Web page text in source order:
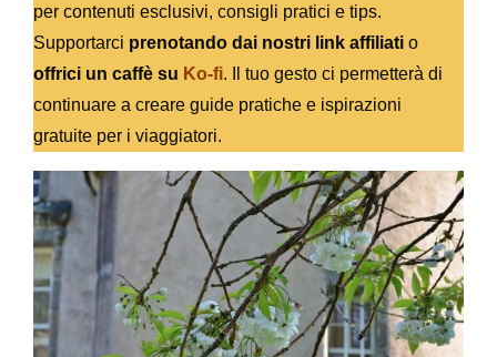
per contenuti esclusivi, consigli pratici e tips.
Supportarci prenotando dai nostri link affiliati o
offrici un caffè su Ko-fi. Il tuo gesto ci permetterà di
continuare a creare guide pratiche e ispirazioni
gratuite per i viaggiatori.